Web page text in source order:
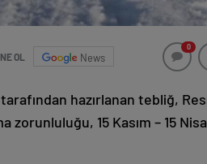
OL News
0
hazırlanan tebliğ,
zorunluluğu, 15 Kasım – 15